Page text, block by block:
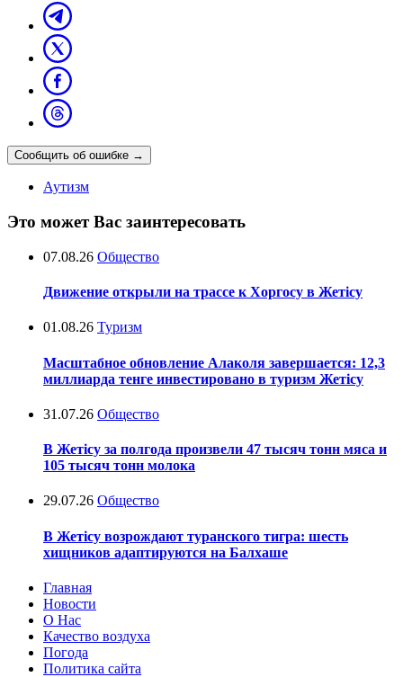
Сообщить об ошибке →
Аутизм
Это может Вас заинтересовать
07.08.26 Общество
Движение открыли на трассе к Хоргосу в Жетісу
01.08.26 Туризм
Масштабное обновление Алаколя завершается: 12,3
миллиарда тенге инвестировано в туризм Жетісу
31.07.26 Общество
В Жетісу за полгода произвели 47 тысяч тонн мяса и
105 тысяч тонн молока
29.07.26 Общество
В Жетісу возрождают туранского тигра: шесть
хищников адаптируются на Балхаше
Главная
Новости
О Нас
Качество воздуха
Погода
Политика сайта